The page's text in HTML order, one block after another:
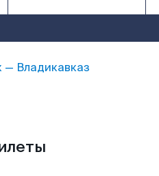
— Владикавказ